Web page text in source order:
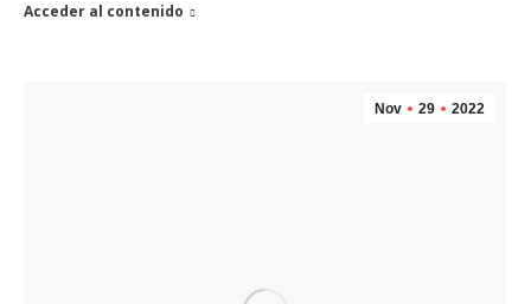
Acceder al contenido
Nov 29 2022